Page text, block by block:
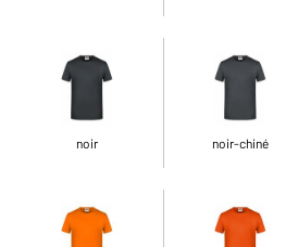
noir noir-chiné